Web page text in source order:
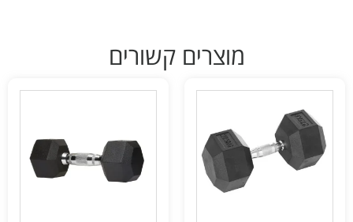
מוצרים קשורים